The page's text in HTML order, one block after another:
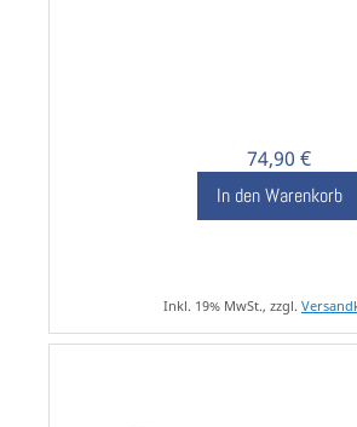
74,90 €
In den Warenkorb
Inkl. 19% MwSt., zzgl.